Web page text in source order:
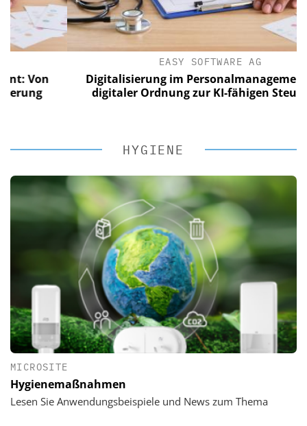
EASY SOFTWARE AG
Digitalisierung im Personalmanagement: Von
digitaler Ordnung zur KI-fähigen Steuerung
HYGIENE
MICROSITE
Hygienemaßnahmen
Lesen Sie Anwendungsbeispiele und News zum Thema